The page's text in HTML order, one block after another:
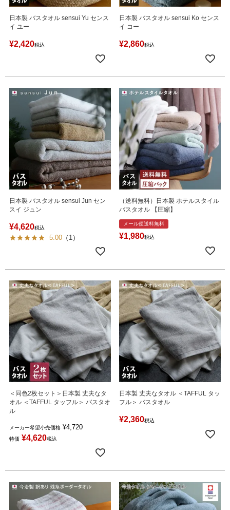
日本製 バスタオル sensui Yu センス
イ ユー
¥2,420税込
日本製 バスタオル sensui Ko センス
イ コー
¥2,860税込
日本製 バスタオル sensui Jun セン
スイ ジュン
¥4,620税込
5.00 （ 1 ）
（送料無料）日本製 ホテルスタイル
バスタオル 【圧縮】
メール便送料無料
¥1,980税込
＜同色2枚セット＞日本製 丈夫なタ
オル ＜TAFFUL タッフル＞ バスタオ
ル
メーカー希望小売価格 ¥4,720
特価 ¥4,620税込
日本製 丈夫なタオル ＜TAFFUL タッ
フル＞ バスタオル
¥2,360税込